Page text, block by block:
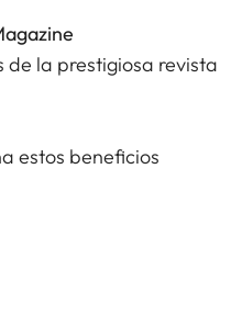
la prestigiosa revista
estos beneficios